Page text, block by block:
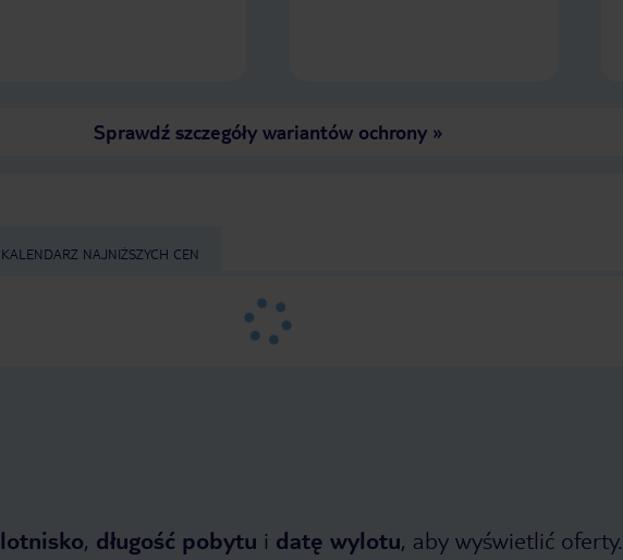
Sprawdź szczegóły wariantów ochrony»
KALENDARZ NAJNIŻSZYCH CEN
lotnisko, długość pobytu i datę wylotu, aby wyświetlić oferty.